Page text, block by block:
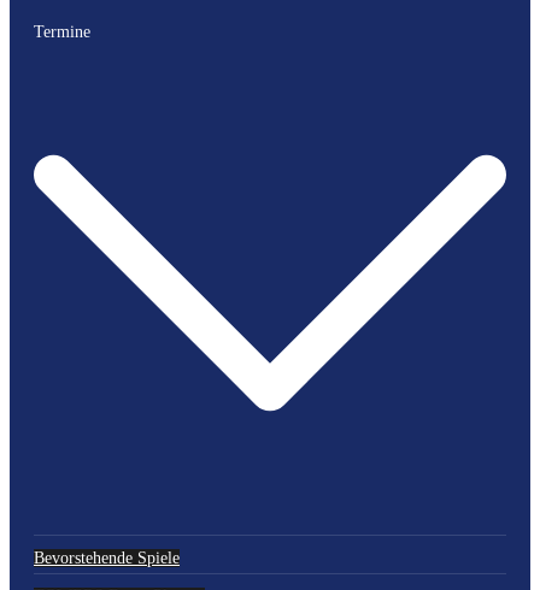
Termine
Bevorstehende Spiele